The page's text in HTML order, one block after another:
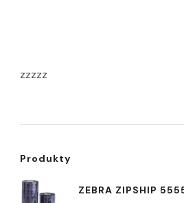
zzzzz
Produkty
ZEBRA ZIPSHIP